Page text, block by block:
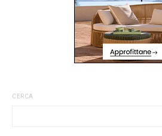
CERCA